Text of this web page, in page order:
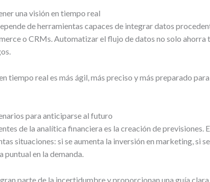
una visión en tiempo real
de herramientas capaces de integrar datos
o CRMs. Automatizar el flujo de datos no solo
tiempo real es más ágil, más preciso y más preparado
para anticiparse al futuro
de la analítica financiera es la creación de previsiones.
situaciones: si se aumenta la inversión en marketing, si
puntual en la demanda.
parte de la incertidumbre y proporcionan una guía